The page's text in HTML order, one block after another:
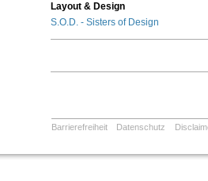
Layout & Design
S.O.D. - Sisters of Design
Barrierefreiheit Datenschutz